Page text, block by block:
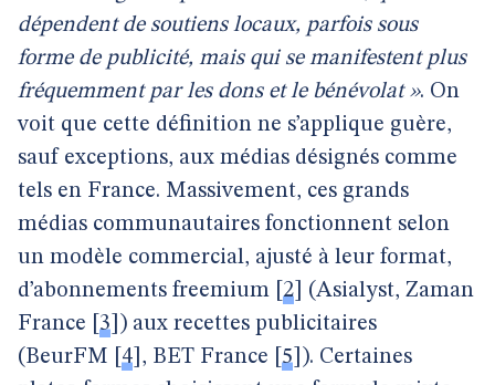
dépendent de soutiens locaux, parfois sous
forme de publicité, mais qui se manifestent plus
fréquemment par les dons et le bénévolat ». On
voit que cette définition ne s’applique guère,
sauf exceptions, aux médias désignés comme
tels en France. Massivement, ces grands
médias communautaires fonctionnent selon
un modèle commercial, ajusté à leur format,
d’abonnements freemium 2
(Asialyst, Zaman
France
3 ) aux recettes publicitaires
(BeurFM
4 , BET France 5 ). Certaines